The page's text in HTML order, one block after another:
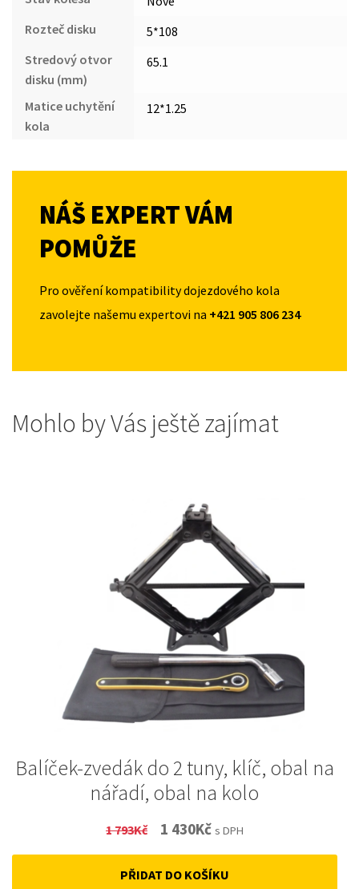
Rozteč disku
5*108
Stredový otvor
disku (mm)
65.1
Matice uchytění
kola
12*1.25
NÁŠ EXPERT VÁM
POMŮŽE
Pro ověření kompatibility dojezdového kola
zavolejte našemu expertovi na +421 905 806 234
Mohlo by Vás ještě zajímat
Balíček-zvedák do 2 tuny, klíč, obal na
nářadí, obal na kolo
1 793Kč
Original
price
was:
1 430KčCurrent
price
is:
s DPH
PŘIDAT DO KOŠÍKU